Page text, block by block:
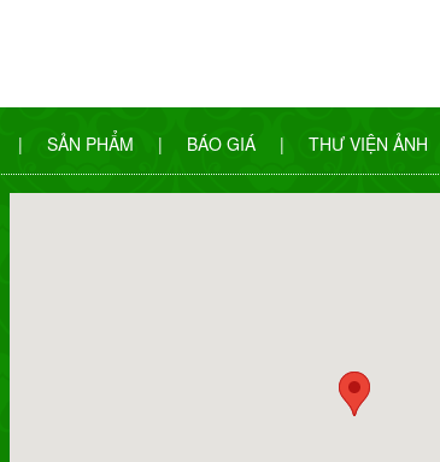
| SẢN PHẨM | BÁO GIÁ | THƯ VIỆN ẢNH